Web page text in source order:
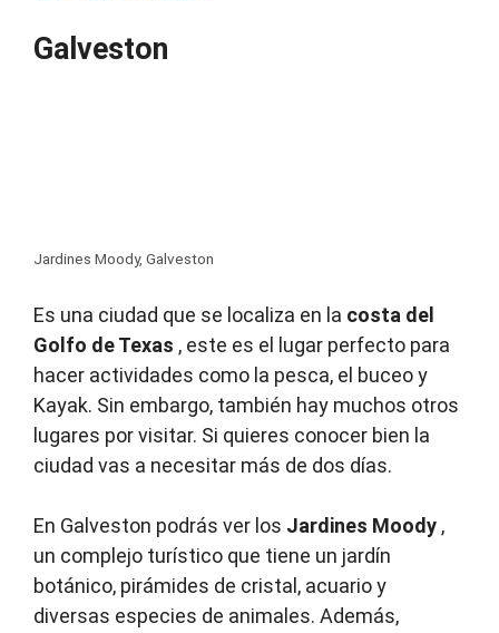
Galveston
Jardines Moody, Galveston
Es una ciudad que se localiza en la costa del
Golfo de Texas , este es el lugar perfecto para
hacer actividades como la pesca, el buceo y
Kayak. Sin embargo, también hay muchos otros
lugares por visitar. Si quieres conocer bien la
ciudad vas a necesitar más de dos días.
En Galveston podrás ver los Jardines Moody ,
un complejo turístico que tiene un jardín
botánico, pirámides de cristal, acuario y
diversas especies de animales. Además,